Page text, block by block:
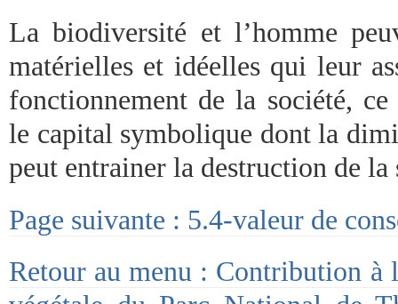
La biodiversité et l’homme
matérielles et idéelles qui leur
fonctionnement de la société,
le capital symbolique dont la
peut entrainer la destruction de la
Page suivante : 5.4-valeur de
Retour au menu : Contribution à